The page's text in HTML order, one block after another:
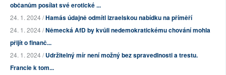
občanům posílat své erotické ...
24. 1. 2024 /Hamás údajně odmítl izraelskou nabídku na příměří
24. 1. 2024 /Německá AfD by kvůli nedemokratickému chování mohla
přijít o finanč...
24. 1. 2024 /Udržitelný mír není možný bez spravedlnosti a trestu.
Francie k tom...